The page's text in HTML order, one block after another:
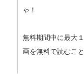
ゃ！
無料期間中に最大
画を無料で読むこ